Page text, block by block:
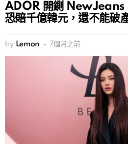
ADOR 開鍘 NewJeans
恐賠千億韓元，還不能破
by Lemon 7個月之前